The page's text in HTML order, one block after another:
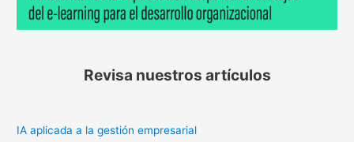
Revisa nuestros artículos
IA aplicada a la gestión empresarial